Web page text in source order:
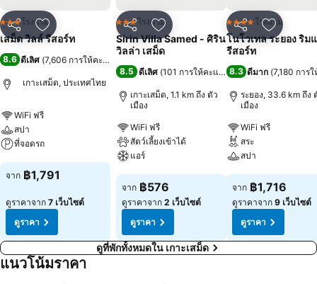
แชร์ เพิ่มในรายการโปรด
3 ดาวโรงแรม
เสม็ด วิลล์ รีสอร์ท
8.6 ดีเลิศ (7,606 การให้คะแนน
เกาะเสม็ด, ประเทศไทย
WiFi ฟรี
สปา
ที่จอดรถ
ดูราคา
จาก ฿1,791
ดูราคาจาก 7 เว็บไซต์
ดูราคา
แชร์ เพิ่มในรายการโปรด
3 ดาวโรงแรม
Sirin Villa Samed - ศิริน
วิลล่า เสม็ด
8.5 ดีเลิศ (101 การให้คะแนน)
เกาะเสม็ด, 1.1 km ถึง ตัว
เมือง
WiFi ฟรี
สัตว์เลี้ยงเข้าได้
แอร์
ดูราคา
จาก ฿576
ดูราคาจาก 2 เว็บไซต์
ดูราคา
แชร์ เพิ่มในรา
4 ดาว โรงแรม
โนโวเทล ระยอง ริม
รีสอร์ท
8.3 ดีมาก (7,180 การ
ระยอง, 33.6 km ถึง
เมือง
WiFi ฟรี
สระ
สปา
ดูราคา
จาก ฿1,716
ดูราคาจาก 9 เว็บไซต์
ดูราคา
ดูที่พักทั้งหมดใน เกาะเสม็ด
แนวโน้มราคา